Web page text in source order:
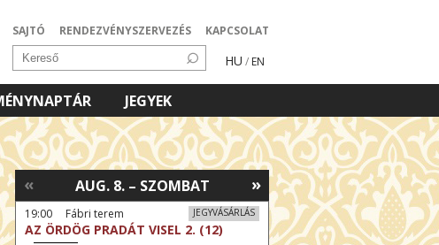
SAJTÓ RENDEZVÉNYSZERVEZÉS KAPCSOLAT
HU / EN
JEGYEK
»
AUG. 8. – SZOMBAT
«
JEGYVÁSÁRLÁS
19:00 Fábri terem
AZ ÖRDÖG PRADÁT VISEL 2. (12)